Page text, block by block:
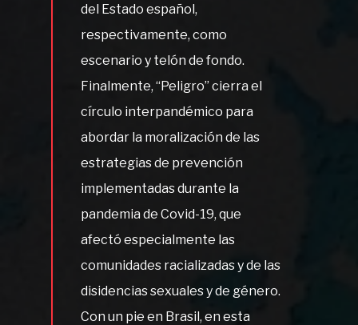
del Estado español,
respectivamente, como
escenario y telón de fondo.
Finalmente, “Peligro” cierra el
círculo interpandémico para
abordar la moralización de las
estrategias de prevención
implementadas durante la
pandemia de Covid-19, que
afectó especialmente las
comunidades racializadas y de las
disidencias sexuales y de género.
Con un pie en Brasil, en esta